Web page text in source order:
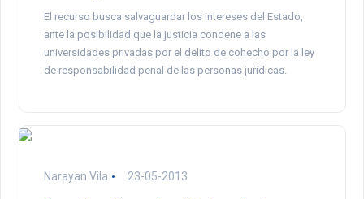
El recurso busca salvaguardar los intereses del Estado,
ante la posibilidad que la justicia condene a las
universidades privadas por el delito de cohecho por la ley
de responsabilidad penal de las personas jurídicas.
Narayan Vila 23-05-2013